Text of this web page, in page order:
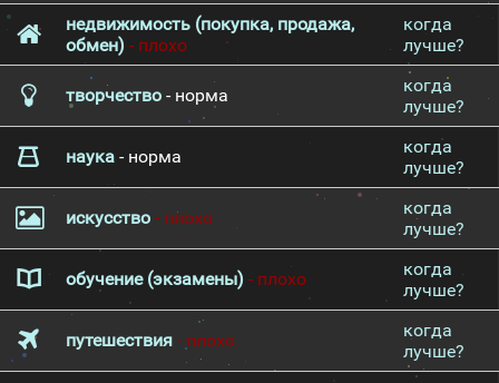
недвижимость (покупка, продажа,
обмен) - плохо
когда
лучше?
творчество - норма
когда
лучше?
наука - норма
когда
лучше?
искусство - плохо
когда
лучше?
обучение (экзамены) - плохо
когда
лучше?
путешествия - плохо
когда
лучше?